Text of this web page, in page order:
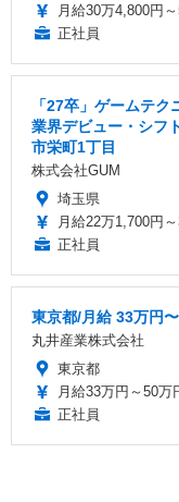
月給30万4,800円
正社員
「27卒」ゲームテ
業界デビュー・シフ
市栄町1丁目
株式会社GUM
埼玉県
月給22万1,700円
正社員
東京都/月給 33万円
丸井産業株式会社
東京都
月給33万円～50万
正社員